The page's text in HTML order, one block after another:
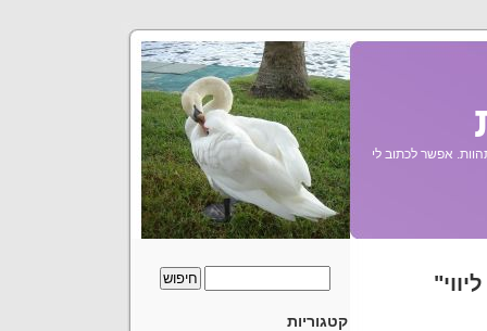
אפשר לכתוב לי
קטגוריות